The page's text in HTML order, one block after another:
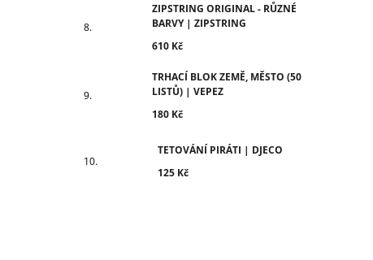
ZIPSTRING ORIGINAL - RŮZNÉ
BARVY | ZIPSTRING
610 Kč
TRHACÍ BLOK ZEMĚ, MĚSTO (50
LISTŮ) | VEPEZ
180 Kč
TETOVÁNÍ PIRÁTI | DJECO
125 Kč